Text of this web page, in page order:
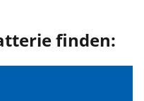
finden: